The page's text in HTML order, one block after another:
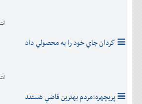
كردان جاي خود را به محصولي داد
پريچهره:مردم بهترين قاضي هستند